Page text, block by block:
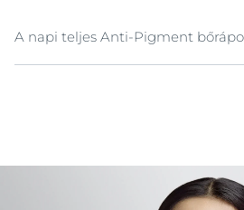
A napi teljes Anti-Pigment
hámlasztó hatása lehetővé teszi,
egy hét alatt hatékonyan